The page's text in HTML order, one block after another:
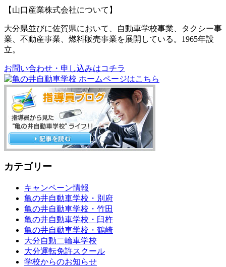
【山口産業株式会社について】
大分県並びに佐賀県において、自動車学校事業、タクシー事
業、不動産事業、燃料販売事業を展開している。1965年設
立。
お問い合わせ・申し込みはコチラ
カテゴリー
キャンペーン情報
亀の井自動車学校・別府
亀の井自動車学校・竹田
亀の井自動車学校・臼杵
亀の井自動車学校・鶴崎
大分自動二輪車学校
大分運転免許スクール
学校からのお知らせ